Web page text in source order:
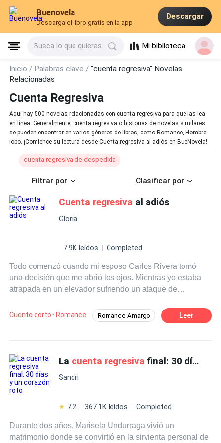
Buenovela
Descarga el libro gratis en la app
Descargar
Busca lo que quieras Mi biblioteca
Inicio / Palabras clave /"cuenta regresiva" Novelas
Relacionadas
Cuenta Regresiva
Aquí hay 500 novelas relacionadas con cuenta regresiva para que las lea
en línea. Generalmente, cuenta regresiva o historias de novelas similares
se pueden encontrar en varios géneros de libros, como Romance, Hombre
lobo. ¡Comience su lectura desde Cuenta regresiva al adiós en BueNovela!
cuenta regresiva de despedida
Filtrar por Clasificar por
Cuenta regresiva al adiós
Gloria
7.9K leídos Completed
Todo comenzó cuando mi esposo Carlos Rivera tomó
una decisión que me abrió los ojos. Mientras yo estaba
atrapada en un elevador sufriendo un ataque de
resfriado a su asistente. Ese fue el momento en que
decidí divorciarme. Cuando le presenté los papeles del
berrinche. Sus padres ya fallecieron, es imposible que
realmente se divorcie de mí. —Además —continuó—, el
periodo de reflexión para el divorcio es de treinta días,
¿no? Si se arrepiente y yo, magnánimamente, decido no
tenerlo en cuenta, seguro regresará. Al día siguiente,
escribiendo: "Documentando cada uno de tus adorables
momentos." Fui contando los días. Tranquilamente
Cuento corto · Romance Romance Amargo
Cuenta Regresiva
Leer
La cuenta regresiva final: 30 días y un corazón roto
Sandri
7.2 367.1K leídos Completed
Durante dos años, Marisela Undurraga vivió un
matrimonio donde se convirtió en la sirvienta personal de